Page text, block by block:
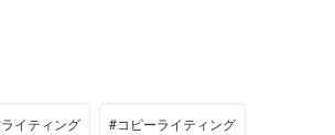
イティング #コピーライティング